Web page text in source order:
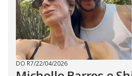
DO R7/22/04/2026